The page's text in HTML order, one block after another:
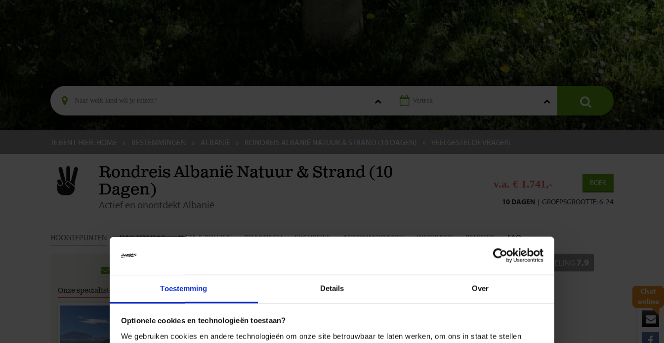
Toestemming Details Over
Optionele cookies en technologieën toestaan?
We gebruiken cookies en andere technologieën om onze site betrouwbaar te laten werken, om ons in staat te stellen
Chat
online
JE BENT HIER: HOME BESTEMMINGEN ALBANIË RONDREIS ALBANIË NATUUR & STRAND (10 DAGEN) VEELGESTELDE VRAGEN
Rondreis Albanië Natuur & Strand (10
Dagen)
Actief en onontdekt Albanië
BOEK
v.a. € 1.741,-
GROEPSGROOTTE: 6-24
|
10 DAGEN
HOOGTEPUNTEN DAG TOT DAG DATA & PRIJZEN PRAKTISCH EXCURSIES ACCOMMODATIES INSPIRATIE REVIEWS FAQ
Onze specialisten
BEOORDELING 7,9
ALBANIË
Welke inentingen heb ik nodig?
Wat is de beste reistijd voor Albanië?
Hoe overnachten we in Albanië?
Hoe reizen we in Albanië?